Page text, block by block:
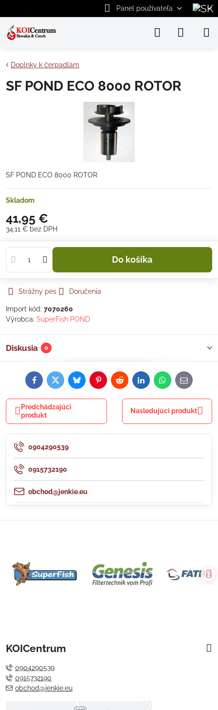
Panel používateľa
Doplnky k čerpadlám
SF POND ECO 8000 ROTOR
SF POND ECO 8000 ROTOR
Skladom
41,95 €
34,11 € bez DPH
Do košíka
Strážny pes Doručenia
Import kód: 7070260
Výrobca: SuperFish POND
Diskusia 0
FacebookTwitterBlueskyPinterestRedditLinkedInWhatsApp
E-
mail
Predchádzajúci
produkt
Nasledujúci produkt
0904290539
0915732190
obchod@jenkie.eu
KOICentrum
0904290539
0915732190
obchod@jenkie.eu